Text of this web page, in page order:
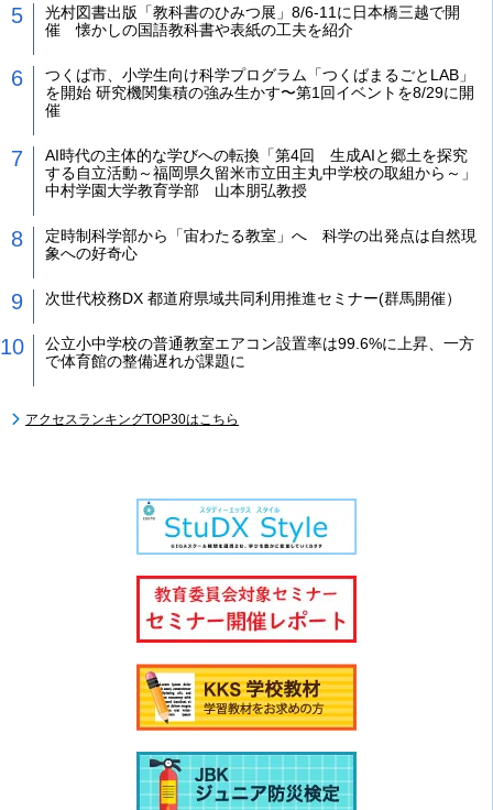
光村図書出版「教科書のひみつ展」8/6-11に日本橋三越で開
催 懐かしの国語教科書や表紙の工夫を紹介
つくば市、小学生向け科学プログラム「つくばまるごとLAB」
を開始 研究機関集積の強み生かす〜第1回イベントを8/29に開
催
AI時代の主体的な学びへの転換「第4回 生成AIと郷土を探究
する自立活動～福岡県久留米市立田主丸中学校の取組から～」
中村学園大学教育学部 山本朋弘教授
定時制科学部から「宙わたる教室」へ 科学の出発点は自然現
象への好奇心
次世代校務DX 都道府県域共同利用推進セミナー(群馬開催）
公立小中学校の普通教室エアコン設置率は99.6%に上昇、一方
で体育館の整備遅れが課題に
アクセスランキングTOP30はこちら